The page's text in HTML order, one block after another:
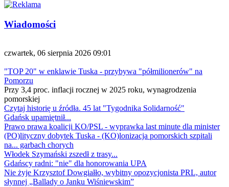
Wiadomości
czwartek, 06 sierpnia 2026 09:01
"TOP 20" w enklawie Tuska - przybywa "półmilionerów" na
Pomorzu
Przy 3,4 proc. inflacji rocznej w 2025 roku, wynagrodzenia
pomorskiej
Czytaj historię u źródła. 45 lat "Tygodnika Solidarność"
Gdańsk upamiętnił...
Prawo prawa koalicji KO/PSL - wyprawka last minute dla minister
(PO)lityczny dobytek Tuska - (KO)lonizacja pomorskich szpitali
na... garbach chorych
Włodek Szymański zszedł z trasy...
Gdańscy radni: "nie" dla honorowania UPA
Nie żyje Krzysztof Dowgiałło, wybitny opozycjonista PRL, autor
słynnej „Ballady o Janku Wiśniewskim”